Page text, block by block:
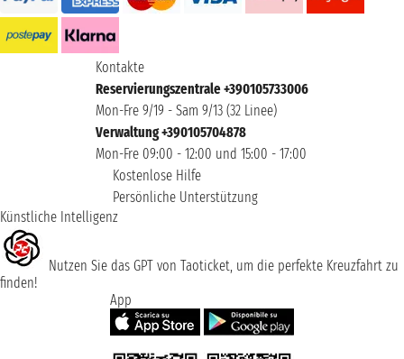
Kontakte
Reservierungszentrale +390105733006
Mon-Fre 9/19 - Sam 9/13 (32 Linee)
Verwaltung +390105704878
Mon-Fre 09:00 - 12:00 und 15:00 - 17:00
Kostenlose Hilfe
Persönliche Unterstützung
Künstliche Intelligenz
Nutzen Sie das GPT von Taoticket, um die perfekte Kreuzfahrt zu
finden!
App